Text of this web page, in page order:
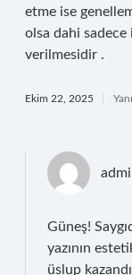
etme ise
olsa dahi sadece
verilmesidir .
Ekim 22, 2025
Güneş!
yazının
üslup